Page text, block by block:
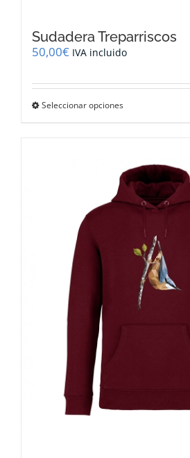
Sudadera Treparriscos
50,00€ IVA incluido
Seleccionar opciones
variantes.
Las
opciones
se
elegir
en
página
producto